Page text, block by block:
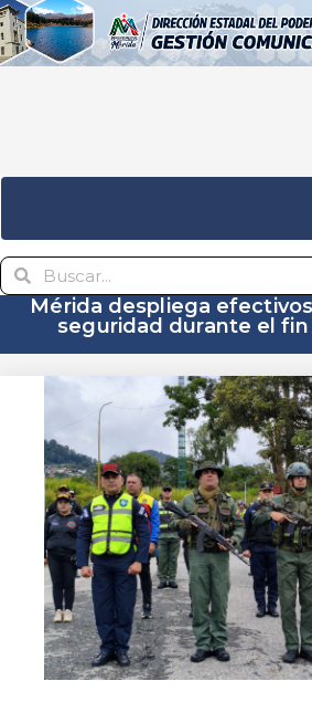
Mérida despliega
seguridad durante el